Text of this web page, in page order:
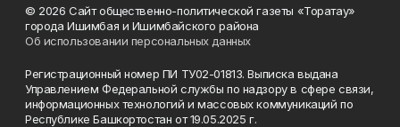
© 2026 Сайт общественно-политической газеты «Торатау»
города Ишимбая и Ишимбайского района
Об использовании персональных данных
Регистрационный номер ПИ ТУ02-01813. Выписка выдана
Управлением Федеральной службы по надзору в сфере связи,
информационных технологий и массовых коммуникаций по
Республике Башкортостан от 19.05.2025 г.